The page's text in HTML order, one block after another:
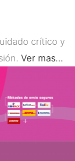
crítico y
Ver mas…